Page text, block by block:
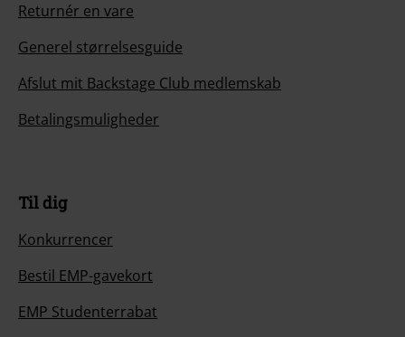
Returnér en vare
Generel størrelsesguide
Afslut mit Backstage Club medlemskab
Betalingsmuligheder
Til dig
Konkurrencer
Bestil EMP-gavekort
EMP Studenterrabat